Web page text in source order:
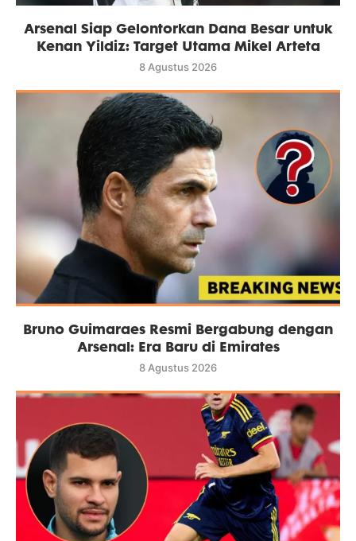
Arsenal Siap Gelontorkan Dana Besar untuk
Kenan Yildiz: Target Utama Mikel Arteta
8 Agustus 2026
Bruno Guimaraes Resmi Bergabung dengan
Arsenal: Era Baru di Emirates
8 Agustus 2026